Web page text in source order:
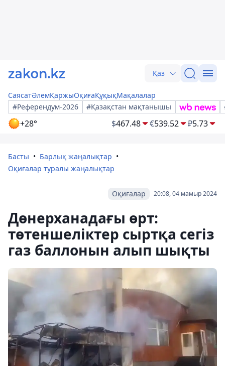
Қаз
СаясатӘлемҚаржыОқиғаҚұқықМақалалар
#Референдум-2026
#Қазақстан мақтанышы
+28° $467.48 €539.52 ₽5.73
Басты
Барлық жаңалықтар
Оқиғалар туралы жаңалықтар
20:08, 04 мамыр 2024
Оқиғалар
Дөнерханадағы өрт:
төтеншеліктер сыртқа сегіз
газ баллонын алып шықты